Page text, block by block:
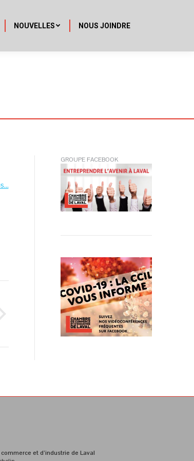
NOUVELLES NOUS JOINDRE
GROUPE FACEBOOK
et d’industrie de Laval